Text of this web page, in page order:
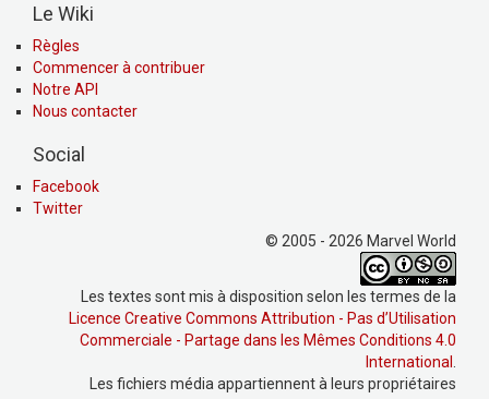
Le Wiki
Règles
Commencer à contribuer
Notre API
Nous contacter
Social
Facebook
Twitter
© 2005 - 2026 Marvel World
Les textes sont mis à disposition selon les termes de la
Licence Creative Commons Attribution - Pas d’Utilisation
Commerciale - Partage dans les Mêmes Conditions 4.0
International
Les fichiers média appartiennent à leurs propriétaires